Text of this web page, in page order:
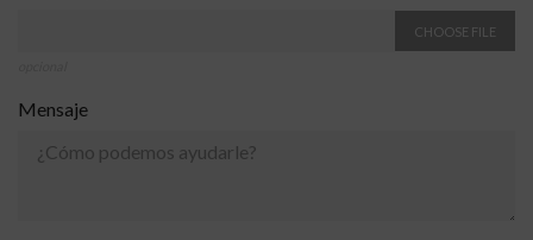
CHOOSE FILE
Mensaje